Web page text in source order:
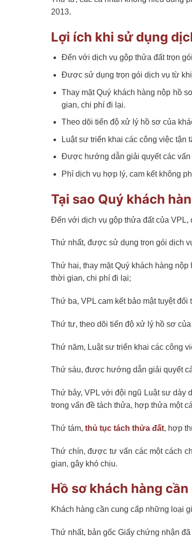
2013.
Lợi ích khi sử dụng
Đến với dịch vụ gộp thửa đất trọn
Được sử dụng trọn gói dịch vụ từ
Thay mặt Quý khách hàng nộp hồ
gian, chi phí đi lại.
Theo dõi tiến độ xử lý hồ sơ của
Luật sư triển khai các công việc tận
Được hướng dẫn giải quyết các vấn
Phí dịch vụ hợp lý, cam kết không
Tại sao Quý khách
Đến với dịch vụ gộp thửa đất của
Thứ nhất, được sử dụng trọn gói dịch
Thứ hai, thay mặt Quý khách hàng
thời gian, chi phí đi lại;
Thứ ba, VPL cam kết bảo mật tuyệt
Thứ tư, theo dõi tiến độ xử lý hồ sơ
Thứ năm, Luật sư triển khai các công
Thứ sáu, được hướng dẫn giải quyết
Thứ bảy, VPL với đội ngũ Luật sư dày
trong vấn đề tách thửa, hợp thửa một
Thứ tám, thủ tục tách thửa đất, hợp
Thứ chín, được tư vấn các một cách
gian, gây khó chịu.
Hồ sơ khách hàng
Khách hàng cần cung cấp những loại
Thứ nhất, bản gốc Giấy chứng nhận